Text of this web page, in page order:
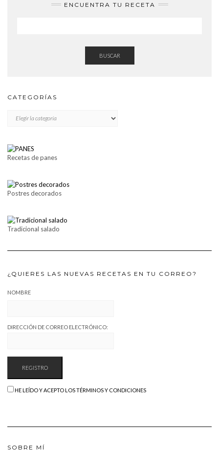
ENCUENTRA TU RECETA
BUSCAR
CATEGORÍAS
Recetas de panes
Postres decorados
Tradicional salado
¿QUIERES LAS NUEVAS RECETAS EN TU CORREO?
NOMBRE
DIRECCIÓN DE CORREO ELECTRÓNICO:
HE LEÍDO Y ACEPTO LOS TÉRMINOS Y CONDICIONES
SOBRE MÍ